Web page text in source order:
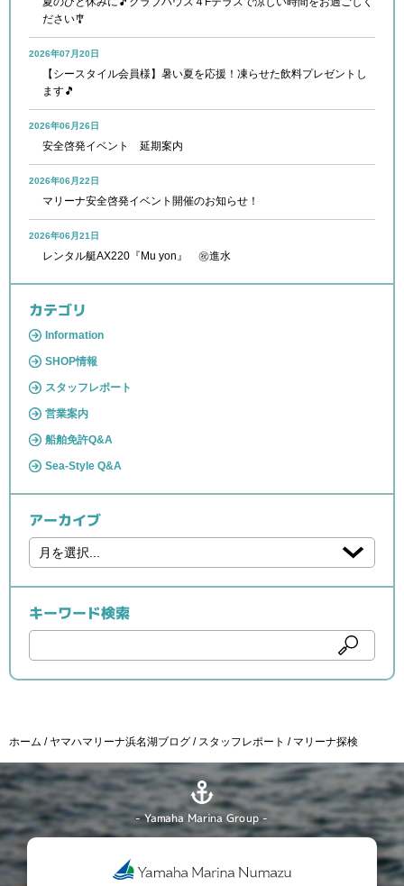
ださい🎐
2026年07月20日
【シースタイル会員様】暑い夏を応援！凍らせた飲料プレゼントし
ます🎵
2026年06月26日
安全啓発イベント 延期案内
2026年06月22日
マリーナ安全啓発イベント開催のお知らせ！
2026年06月21日
レンタル艇AX220『Mu yon』 ㊗進水
カテゴリ
Information
SHOP情報
スタッフレポート
営業案内
船舶免許Q&A
Sea-Style Q&A
アーカイブ
キーワード検索
ホーム ヤマハマリーナ浜名湖ブログ スタッフレポート マリーナ探検
- Yamaha Marina Group -